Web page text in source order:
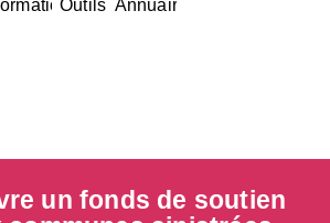
Outils Annuaires
un fonds de soutien